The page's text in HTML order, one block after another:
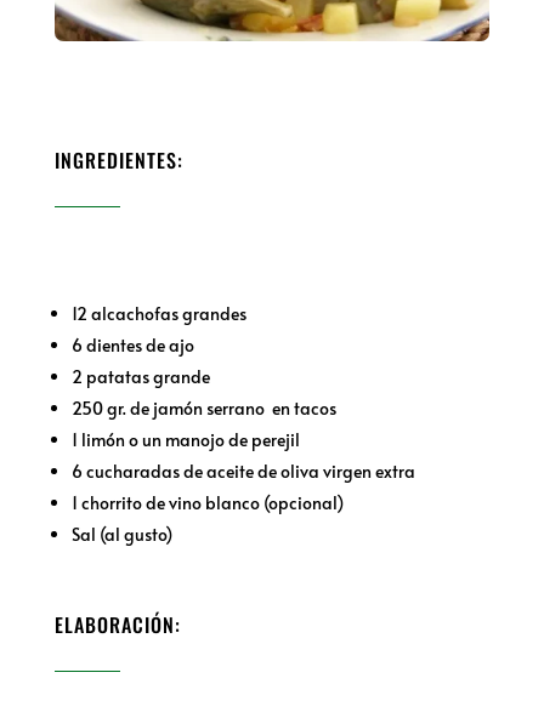
INGREDIENTES:
12 alcachofas grandes
6 dientes de ajo
2 patatas grande
250 gr. de jamón serrano en tacos
1 limón o un manojo de perejil
6 cucharadas de aceite de oliva virgen extra
1 chorrito de vino blanco (opcional)
Sal (al gusto)
ELABORACIÓN: